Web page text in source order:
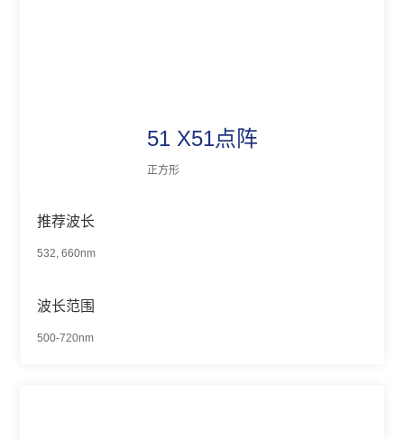
51 X51点阵
正方形
推荐波长
532, 660nm
波长范围
500-720nm